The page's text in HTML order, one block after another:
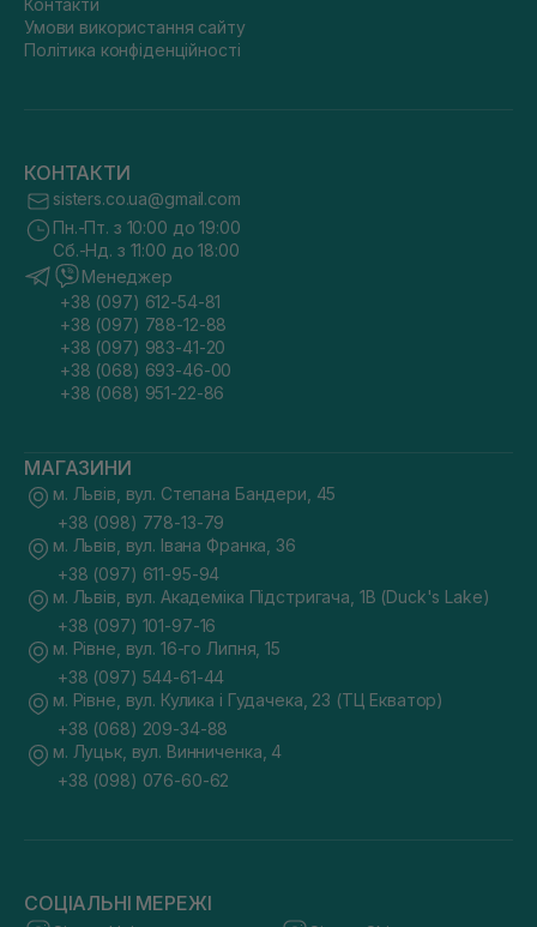
Контакти
Умови використання сайту
Політика конфіденційності
КОНТАКТИ
sisters.co.ua@gmail.com
Пн.-Пт. з 10:00 до 19:00
Сб.-Нд. з 11:00 до 18:00
Менеджер
+38 (097) 612-54-81
+38 (097) 788-12-88
+38 (097) 983-41-20
+38 (068) 693-46-00
+38 (068) 951-22-86
МАГАЗИНИ
м. Львів, вул. Степана Бандери, 45
+38 (098) 778-13-79
м. Львів, вул. Івана Франка, 36
+38 (097) 611-95-94
м. Львів, вул. Академіка Підстригача, 1В (Duck's Lake)
+38 (097) 101-97-16
м. Рівне, вул. 16-го Липня, 15
+38 (097) 544-61-44
м. Рівне, вул. Кулика і Гудачека, 23 (ТЦ Екватор)
+38 (068) 209-34-88
м. Луцьк, вул. Винниченка, 4
+38 (098) 076-60-62
СОЦІАЛЬНІ МЕРЕЖІ